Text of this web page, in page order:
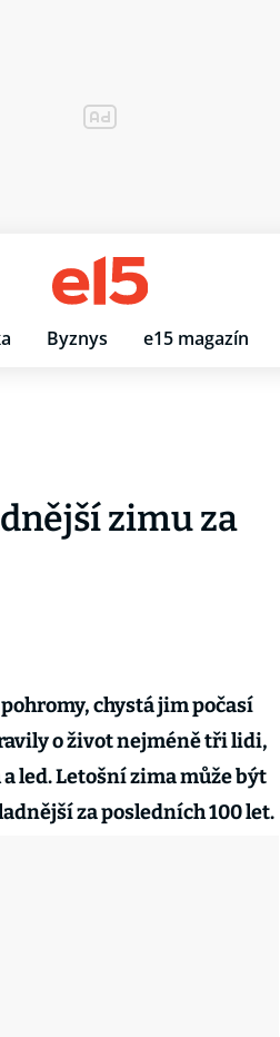
Byznys e15 magazín
zimu za
chystá jim počasí
o život nejméně tři lidi,
led. Letošní zima může být
za posledních 100 let.